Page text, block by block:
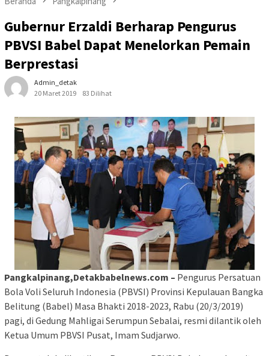
Gubernur Erzaldi Berharap Pengurus
PBVSI Babel Dapat Menelorkan Pemain
Berprestasi
Admin_detak
20 Maret 2019
83 Dilihat
Pangkalpinang,Detakbabelnews.com – Pengurus Persatuan
Bola Voli Seluruh Indonesia (PBVSI) Provinsi Kepulauan Bangka
Belitung (Babel) Masa Bhakti 2018-2023, Rabu (20/3/2019)
pagi, di Gedung Mahligai Serumpun Sebalai, resmi dilantik oleh
Ketua Umum PBVSI Pusat, Imam Sudjarwo.